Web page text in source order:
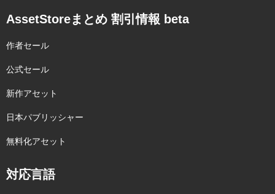
AssetStoreまとめ 割引情報 beta
作者セール
公式セール
新作アセット
日本パブリッシャー
無料化アセット
対応言語